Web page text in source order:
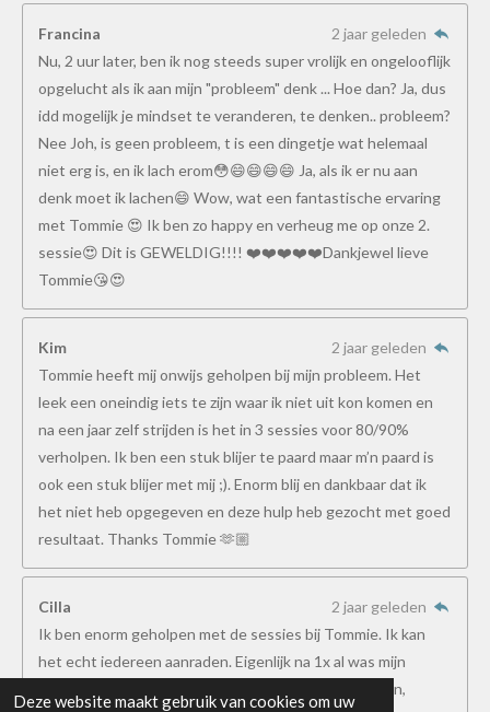
Deze website maakt gebruik van cookies om uw
Francina
2 jaar geleden
Nu, 2 uur later, ben ik nog steeds super vrolijk en ongelooflijk
opgelucht als ik aan mijn "probleem" denk ... Hoe dan? Ja, dus
idd mogelijk je mindset te veranderen, te denken.. probleem?
Nee Joh, is geen probleem, t is een dingetje wat helemaal
niet erg is, en ik lach erom😳😄😄😄😄 Ja, als ik er nu aan
denk moet ik lachen😄 Wow, wat een fantastische ervaring
met Tommie 😍 Ik ben zo happy en verheug me op onze 2.
sessie😍 Dit is GEWELDIG!!!! ❤️❤️❤️❤️❤️Dankjewel lieve
Tommie😘😍
Kim
2 jaar geleden
Tommie heeft mij onwijs geholpen bij mijn probleem. Het
leek een oneindig iets te zijn waar ik niet uit kon komen en
na een jaar zelf strijden is het in 3 sessies voor 80/90%
verholpen. Ik ben een stuk blijer te paard maar m’n paard is
ook een stuk blijer met mij ;). Enorm blij en dankbaar dat ik
het niet heb opgegeven en deze hulp heb gezocht met goed
resultaat. Thanks Tommie 🫶🏼
Cilla
2 jaar geleden
Ik ben enorm geholpen met de sessies bij Tommie. Ik kan
het echt iedereen aanraden. Eigenlijk na 1x al was mijn
“probleem” waar ik dacht nooit meer vanaf te geraken,